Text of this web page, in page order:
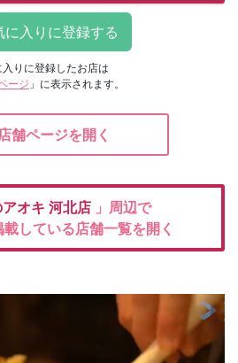
入りに登録したお店は
ージ 」に表示されます。
舗ページを開く
オキ 河北店 」周辺で
している店舗一覧を開く